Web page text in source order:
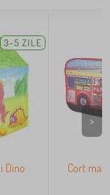
3-5 ZILE
Dino
Cort
>